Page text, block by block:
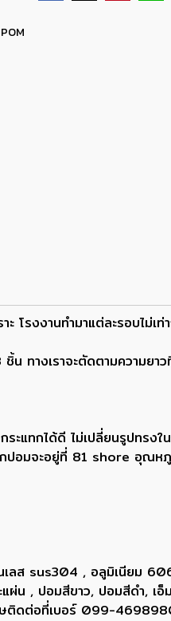
งงานทำมาแต่ละรอบไม่เท่
น ทางเราจะตัดตามความยา
แทกได้ดี ไม่เปลี่ยนรูปทรง
ปอมจะอยู่ที่ 81 shore อุณหภู
เลส sus304 , อลูมิเนียม
น , ปอมสีขาว, ปอมสีดำ, เอ็
ศษติดต่อที่เบอร์ 099-